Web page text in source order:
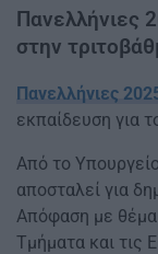
Πανελλήνιες
στην
Πανελλήνιες
εκπαίδευση για
Από το
αποσταλεί για
Απόφαση με θέμα
Τμήματα και τις